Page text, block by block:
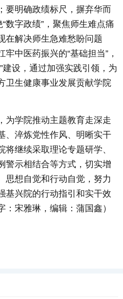
要明确政绩标尺，摒弃华而
数字政绩”，聚焦师生难点痛
在解决师生急难愁盼问题
中医药振兴的“基础担当”，
建设，通过加强实践引领，为
卫生健康事业发展贡献学院
为学院推动主题教育走深走
、淬炼党性作风、明晰实干
继续采取理论专题研学、
警示相结合等方式，切实增
思想自觉和行动自觉，努力
基兴院的行动指引和实干效
宋雅琳，编辑：蒲国鑫）